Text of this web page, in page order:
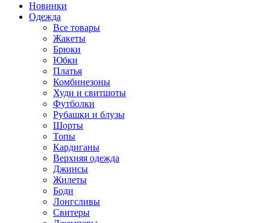
Новинки
Одежда
Все товары
Жакеты
Брюки
Юбки
Платья
Комбинезоны
Худи и свитшоты
Футболки
Рубашки и блузы
Шорты
Топы
Кардиганы
Верхняя одежда
Джинсы
Жилеты
Боди
Лонгсливы
Свитеры